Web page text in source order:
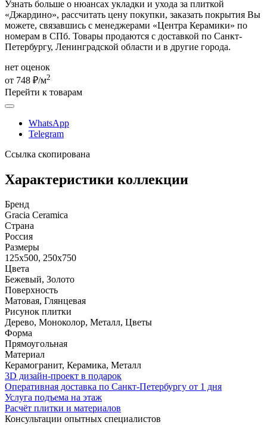
Узнать больше о нюансах укладки и ухода за плиткой
«Джардино», рассчитать цену покупки, заказать покрытия Вы
можете, связавшись с менеджерами «Центра Керамики» по
номерам в СПб. Товары продаются с доставкой по Санкт-
Петербургу, Ленинградской области и в другие города.
нет оценок
от 748 ₽/м2
Перейти к товарам
WhatsApp
Telegram
Ссылка скопирована
Характеристики коллекции
Бренд
Gracia Ceramica
Страна
Россия
Размеры
125x500, 250x750
Цвета
Бежевый, Золото
Поверхность
Матовая, Глянцевая
Рисунок плитки
Дерево, Моноколор, Металл, Цветы
Форма
Прямоугольная
Материал
Керамогранит, Керамика, Металл
3D дизайн-проект в подарок
Оперативная доставка по Санкт-Петербургу от 1 дня
Услуга подъема на этаж
Расчёт плитки и материалов
Консультации опытных специалистов